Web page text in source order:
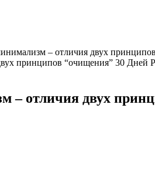
– отличия двух
30 Дней
– отличия двух